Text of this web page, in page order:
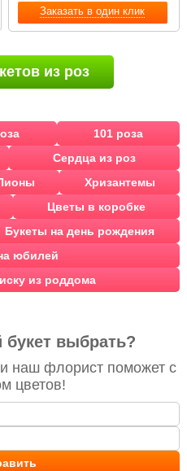
Заказать в один клик
из роз
101 роза
Сердца из роз
Хризантемы
Цветы в коробке
Букеты на день рождения
юбилей
из роддома
букет выбрать?
наш флорист поможет с
цветов!